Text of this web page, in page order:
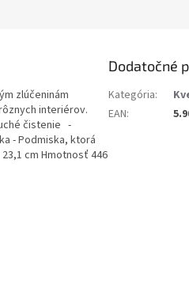
zlúčeninám
interiérov.
čistenie -
- Podmiska, ktorá
cm Hmotnosť 446
Dodatočné
Kategória:
EAN: